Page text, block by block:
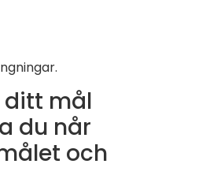
ditt mål
du når
och